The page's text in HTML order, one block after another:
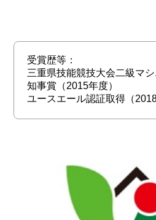
受賞歴等：
三重県技能競技大会二級マ
知事賞（2015年度）
ユースエール認証取得（2018